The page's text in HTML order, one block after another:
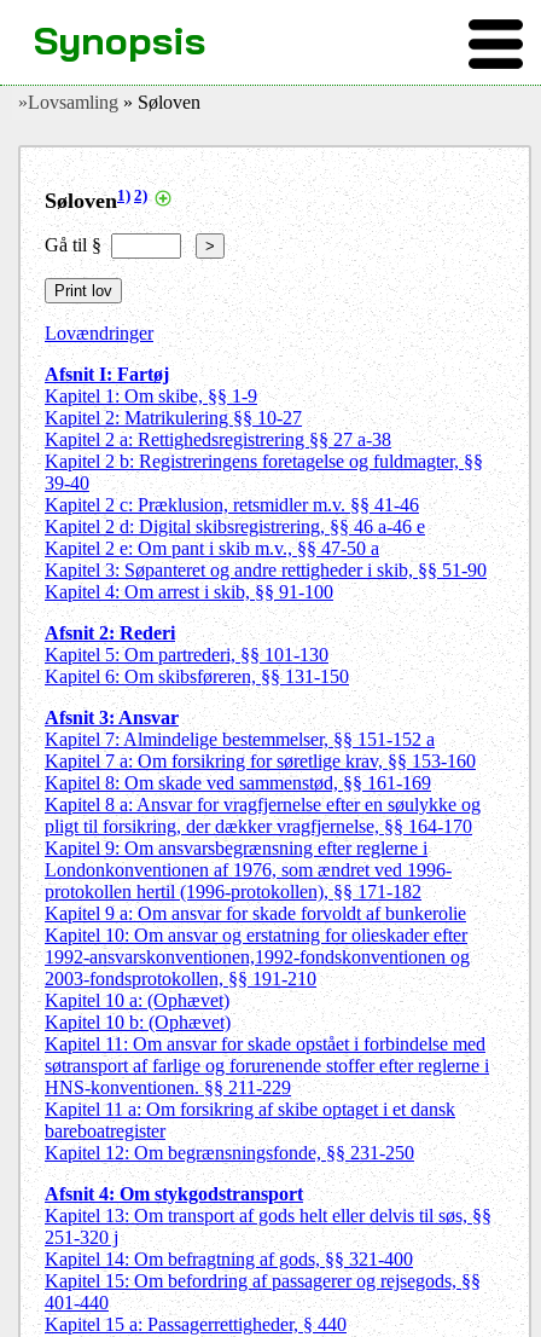
»Lovsamling » Søloven
Søloven1) 2)
Gå til § >
Lovændringer
Afsnit I: Fartøj
Kapitel 1: Om skibe, §§ 1-9
Kapitel 2: Matrikulering §§ 10-27
Kapitel 2 a: Rettighedsregistrering §§ 27 a-38
Kapitel 2 b: Registreringens foretagelse og fuldmagter, §§
39-40
Kapitel 2 c: Præklusion, retsmidler m.v. §§ 41-46
Kapitel 2 d: Digital skibsregistrering, §§ 46 a-46 e
Kapitel 2 e: Om pant i skib m.v., §§ 47-50 a
Kapitel 3: Søpanteret og andre rettigheder i skib, §§ 51-90
Kapitel 4: Om arrest i skib, §§ 91-100
Afsnit 2: Rederi
Kapitel 5: Om partrederi, §§ 101-130
Kapitel 6: Om skibsføreren, §§ 131-150
Afsnit 3: Ansvar
Kapitel 7: Almindelige bestemmelser, §§ 151-152 a
Kapitel 7 a: Om forsikring for søretlige krav, §§ 153-160
Kapitel 8: Om skade ved sammenstød, §§ 161-169
Kapitel 8 a: Ansvar for vragfjernelse efter en søulykke og
pligt til forsikring, der dækker vragfjernelse, §§ 164-170
Kapitel 9: Om ansvarsbegrænsning efter reglerne i
Londonkonventionen af 1976, som ændret ved 1996-
protokollen hertil (1996-protokollen), §§ 171-182
Kapitel 9 a: Om ansvar for skade forvoldt af bunkerolie
Kapitel 10: Om ansvar og erstatning for olieskader efter
1992-ansvarskonventionen,1992-fondskonventionen og
2003-fondsprotokollen, §§ 191-210
Kapitel 10 a: (Ophævet)
Kapitel 10 b: (Ophævet)
Kapitel 11: Om ansvar for skade opstået i forbindelse med
søtransport af farlige og forurenende stoffer efter reglerne i
HNS-konventionen. §§ 211-229
Kapitel 11 a: Om forsikring af skibe optaget i et dansk
bareboatregister
Kapitel 12: Om begrænsningsfonde, §§ 231-250
Afsnit 4: Om stykgodstransport
Kapitel 13:Om transport af gods helt eller delvis til søs, §§
251-320 j
Kapitel 14: Om befragtning af gods, §§ 321-400
Kapitel 15: Om befordring af passagerer og rejsegods, §§
401-440
Kapitel 15 a: Passagerrettigheder, § 440
Synopsis